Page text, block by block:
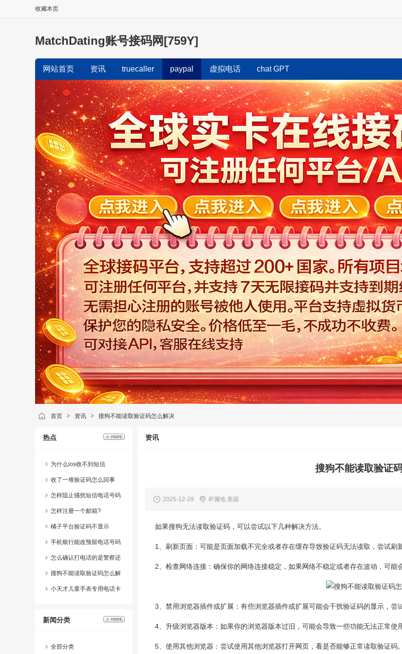
收藏本页
MatchDating账号接码网[759Y]
网站首页 资讯 truecaller paypal 虚拟电话 chat GPT
首页 > 资讯 > 搜狗不能读取验证码怎么解决
热点
为什么ios收不到短信
收了一堆验证码怎么回事
怎样阻止骚扰短信电话号码
打进来
怎样注册一个邮箱?
橘子平台验证码不显示
手机银行能改预留电话号码
吗
怎么确认打电话的是警察还
是公安
搜狗不能读取验证码怎么解
决
小天才儿童手表专用电话卡
新闻分类
全部分类
资讯
搜狗不能读取验证
2025-12-29 IP属地 美国
如果搜狗无法读取验证码，可以尝试以下几种解决方法。
1、刷新页面：可能是页面加载不完全或者存在缓存导致验证码无法读取，尝试刷
2、检查网络连接：确保你的网络连接稳定，如果网络不稳定或者存在波动，可能
3、禁用浏览器插件或扩展：有些浏览器插件或扩展可能会干扰验证码的显示，尝
4、升级浏览器版本：如果你的浏览器版本过旧，可能会导致一些功能无法正常使
5、使用其他浏览器：尝试使用其他浏览器打开网页，看是否能够正常读取验证码。